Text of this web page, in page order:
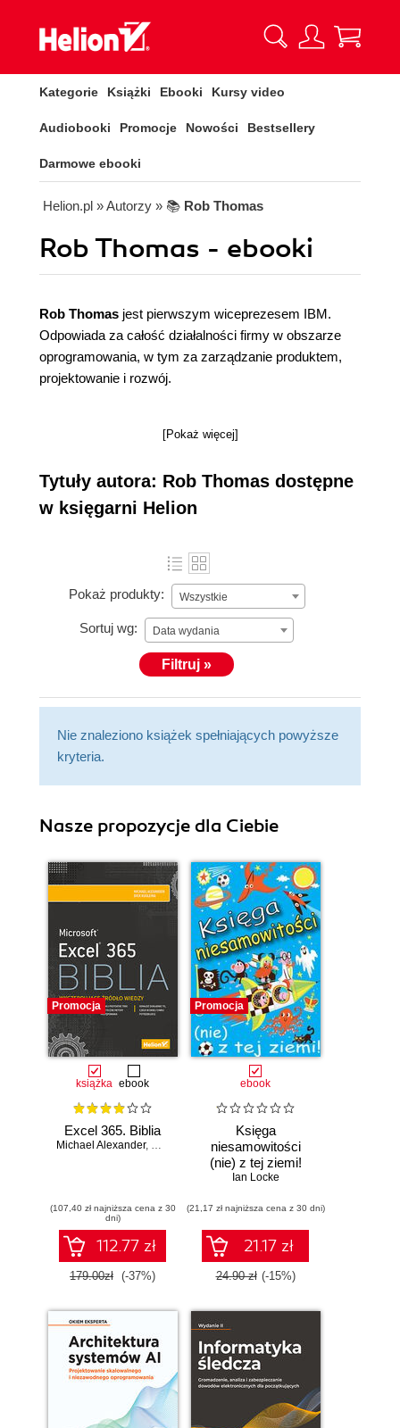
Kategorie Książki Ebooki Kursy video
Audiobooki Promocje Nowości Bestsellery
Darmowe ebooki
Helion.pl » Autorzy » 📚 Rob Thomas
Rob Thomas - ebooki
Rob Thomas jest pierwszym wiceprezesem IBM.
Odpowiada za całość działalności firmy w obszarze
oprogramowania, w tym za zarządzanie produktem,
projektowanie i rozwój.
[Pokaż więcej]
Tytuły autora: Rob Thomas dostępne
w księgarni Helion
Pokaż produkty: Wszystkie
Sortuj wg: Data wydania
Filtruj »
Nie znaleziono książek spełniających powyższe
kryteria.
Nasze propozycje dla Ciebie
Promocja
książka ebook
Excel 365. Biblia
Michael Alexander, Dick Kusleika
(107,40 zł najniższa cena z 30
dni)
112.77 zł
179.00zł (-37%)
Promocja
ebook
Księga
niesamowitości
(nie) z tej ziemi!
Księga faktów
niezwykłych
Ian Locke
(21,17 zł najniższa cena z 30 dni)
21.17 zł
24.90 zł (-15%)